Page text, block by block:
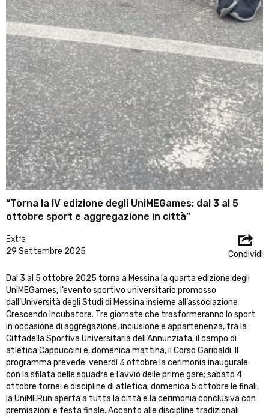
“Torna la IV edizione degli UniMEGames: dal 3 al 5
ottobre sport e aggregazione in città”
Extra
29 Settembre 2025
Condividi
Dal 3 al 5 ottobre 2025 torna a Messina la quarta edizione degli
UniMEGames, l’evento sportivo universitario promosso
dall’Università degli Studi di Messina insieme all’associazione
Crescendo Incubatore. Tre giornate che trasformeranno lo sport
in occasione di aggregazione, inclusione e appartenenza, tra la
Cittadella Sportiva Universitaria dell’Annunziata, il campo di
atletica Cappuccini e, domenica mattina, il Corso Garibaldi. Il
programma prevede: venerdì 3 ottobre la cerimonia inaugurale
con la sfilata delle squadre e l’avvio delle prime gare; sabato 4
ottobre tornei e discipline di atletica; domenica 5 ottobre le finali,
la UniMERun aperta a tutta la città e la cerimonia conclusiva con
premiazioni e festa finale. Accanto alle discipline tradizionali